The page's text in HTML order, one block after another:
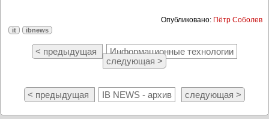
Опубликовано: Пётр Соболев
it ibnews
< предыдущая
Информационные технологии
следующая >
< предыдущая IB NEWS - архив следующая >